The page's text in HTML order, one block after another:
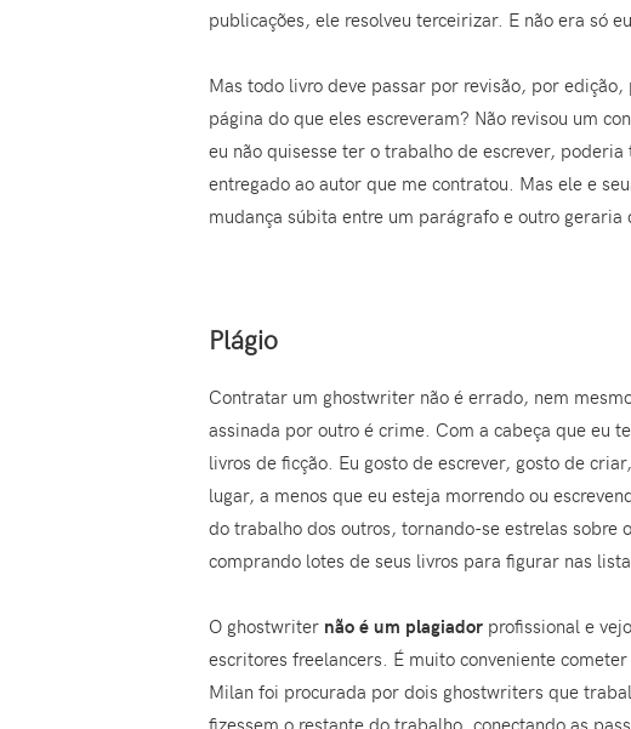
publicações, ele resolveu terceirizar. E não era só
Mas todo livro deve passar por revisão, por
página do que eles escreveram? Não revisou um
eu não quisesse ter o trabalho de escrever,
entregado ao autor que me contratou. Mas ele e
mudança súbita entre um parágrafo e outro geraria
Plágio
Contratar um ghostwriter não é errado, nem
assinada por outro é crime. Com a cabeça que eu
livros de ficção. Eu gosto de escrever, gosto de
lugar, a menos que eu esteja morrendo ou
do trabalho dos outros, tornando-se estrelas sobre
comprando lotes de seus livros para figurar nas
O ghostwriter não é um plagiador profissional e
escritores freelancers. É muito conveniente
Milan foi procurada por dois ghostwriters que